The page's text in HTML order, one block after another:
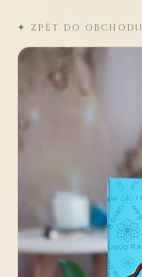
✦ ZPĚT DO OBCHODU